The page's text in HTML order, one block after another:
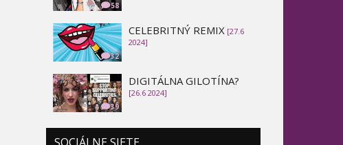
58
32
CELEBRITNÝ REMIX [27.6
2024]
39
DIGITÁLNA GILOTÍNA?
[26.6 2024]